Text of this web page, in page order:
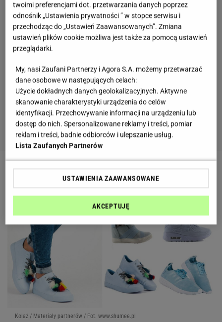
Kolaż / Materiały partnerów / Fot. www.shumee.pl
twoimi preferencjami dot. przetwarzania danych poprzez
odnośnik „Ustawienia prywatności ” w stopce serwisu i
przechodząc do „Ustawień Zaawansowanych”. Zmiana
ustawień plików cookie możliwa jest także za pomocą ustawień
przeglądarki.
My, nasi Zaufani Partnerzy i Agora S.A. możemy przetwarzać
dane osobowe w następujących celach:
Użycie dokładnych danych geolokalizacyjnych. Aktywne
skanowanie charakterystyki urządzenia do celów
identyfikacji. Przechowywanie informacji na urządzeniu lub
dostęp do nich. Spersonalizowane reklamy i treści, pomiar
reklam i treści, badnie odbiorców i ulepszanie usług.
Lista Zaufanych Partnerów
USTAWIENIA ZAAWANSOWANE
AKCEPTUJĘ